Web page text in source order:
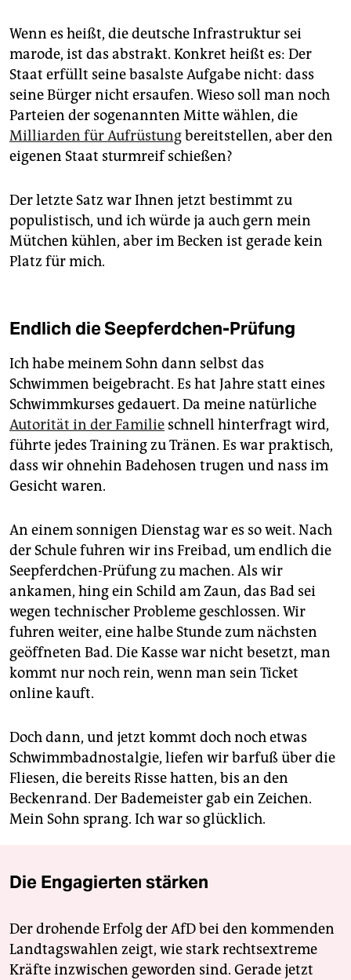
Wenn es heißt, die deutsche Infrastruktur sei
marode, ist das abstrakt. Konkret heißt es: Der
Staat erfüllt seine basalste Aufgabe nicht: dass
seine Bürger nicht ersaufen. Wieso soll man noch
Parteien der sogenannten Mitte wählen, die
Milliarden für Aufrüstungbereitstellen, aber den
eigenen Staat sturmreif schießen?
Der letzte Satz war Ihnen jetzt bestimmt zu
populistisch, und ich würde ja auch gern mein
Mütchen kühlen, aber im Becken ist gerade kein
Platz für mich.
Endlich die Seepferdchen-Prüfung
Ich habe meinem Sohn dann selbst das
Schwimmen beigebracht. Es hat Jahre statt eines
Schwimmkurses gedauert. Da meine natürliche
Autorität in der Familie schnell hinterfragt wird,
führte jedes Training zu Tränen. Es war praktisch,
dass wir ohnehin Badehosen trugen und nass im
Gesicht waren.
An einem sonnigen Dienstag war es so weit. Nach
der Schule fuhren wir ins Freibad, um endlich die
Seepferdchen-Prüfung zu machen. Als wir
ankamen, hing ein Schild am Zaun, das Bad sei
wegen technischer Probleme geschlossen. Wir
fuhren weiter, eine halbe Stunde zum nächsten
geöffneten Bad. Die Kasse war nicht besetzt, man
kommt nur noch rein, wenn man sein Ticket
online kauft.
Doch dann, und jetzt kommt doch noch etwas
Schwimmbadnostalgie, liefen wir barfuß über die
Fliesen, die bereits Risse hatten, bis an den
Beckenrand. Der Bademeister gab ein Zeichen.
Mein Sohn sprang. Ich war so glücklich.
Die Engagierten stärken
Der drohende Erfolg der AfD bei den kommenden
Landtagswahlen zeigt, wie stark rechtsextreme
Kräfte inzwischen geworden sind. Gerade jetzt